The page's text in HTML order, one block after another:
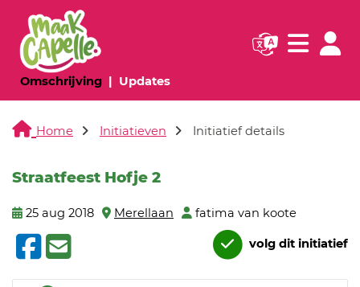
Omschrijving(huidige pagina)
Updates(huidige pagina)
Navigatie
Home Initiatieven Initiatief details
Straatfeest Hofje 2
25 aug 2018 Merellaan fatima van koote
volg dit initiatief